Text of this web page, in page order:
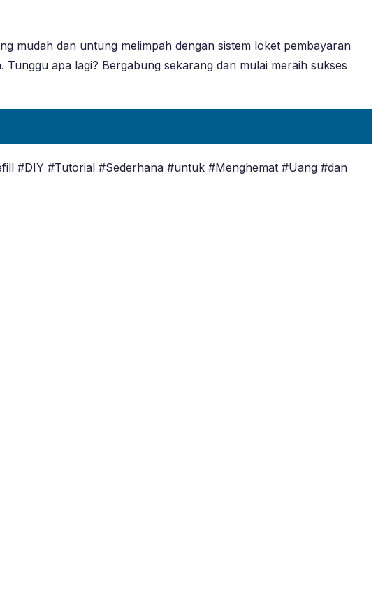
mudah dan untung melimpah dengan sistem loket pembayaran
apa lagi? Bergabung sekarang dan mulai meraih sukses
#DIY #Tutorial #Sederhana #untuk #Menghemat #Uang #dan